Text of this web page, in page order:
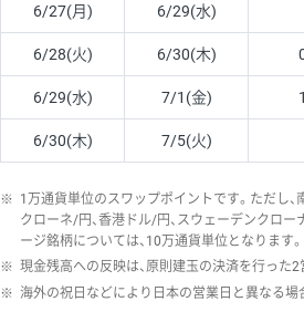
6/27(月) 6/29(水)
6/28(火) 6/30(木)
6/29(水) 7/1(金)
6/30(木) 7/5(火)
※ 1万通貨単位のスワップポイントです。ただし
クローネ/円、香港ドル/円、スウェーデンクロ
ージ銘柄については、10万通貨単位となります。
※ 現金残高への反映は、原則建玉の決済を行った2
※ 海外の祝日などにより日本の営業日と異なる場